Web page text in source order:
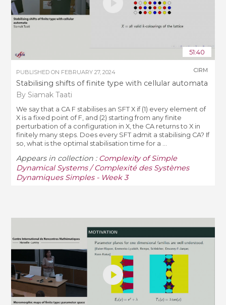
51:40
PUBLISHED ON FEBRUARY 27, 2024
Stabilising shifts of finite type with cellular automata
By Siamak Taati
CIRM
We say that a CA F stabilises an SFT X if (1) every element of
X is a fixed point of F, and (2) starting from any finite
perturbation of a configuration in X, the CA returns to X in
finitely many steps. Does every SFT admit a stabilising CA? If
so, what is the optimal stabilisation time for a ...
Appears in collection : Complexity of Simple
Dynamical Systems / Complexité des Systèmes
Dynamiques Simples - Week 3